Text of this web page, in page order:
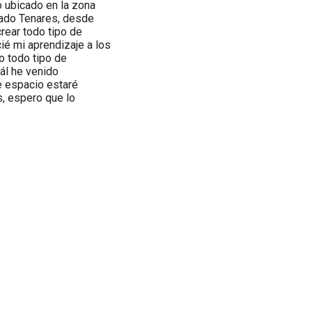
ubicado en la zona
Tenares, desde
todo tipo de
mi aprendizaje a los
todo tipo de
he venido
espacio estaré
espero que lo